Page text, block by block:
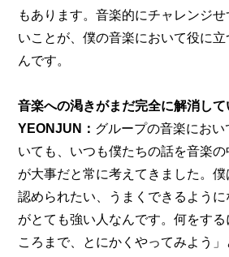
もあります。音楽的にチャレンジ
いことが、僕の音楽において役に立
んです。
音楽への渇きがまだ完全に解消して
YEONJUN： グループの音楽にお
いても、いつも僕たちの話を音楽
が大事だと常に考えてきました。
認められたい、うまくできるよう
がとても強い人なんです。何をす
ころまで、とにかくやってみよう